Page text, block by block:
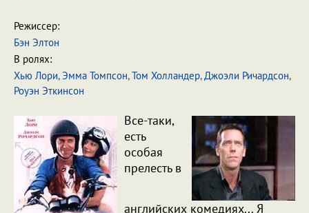
Режиссер:
Бэн Элтон
В ролях:
Хью Лори,Эмма Томпсон,Том Холландер,Джоэли Ричардсон,
Роуэн Эткинсон
Все-таки,
есть
особая
прелесть в
английских комедиях... Я